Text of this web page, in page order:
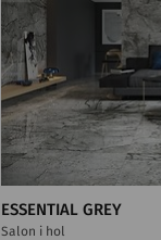
ESSENTIAL GREY
Salon i hol